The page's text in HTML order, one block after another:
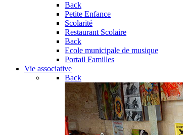
Back
Petite Enfance
Scolarité
Restaurant Scolaire
Back
Ecole municipale de musique
Portail Familles
Vie associative
Back